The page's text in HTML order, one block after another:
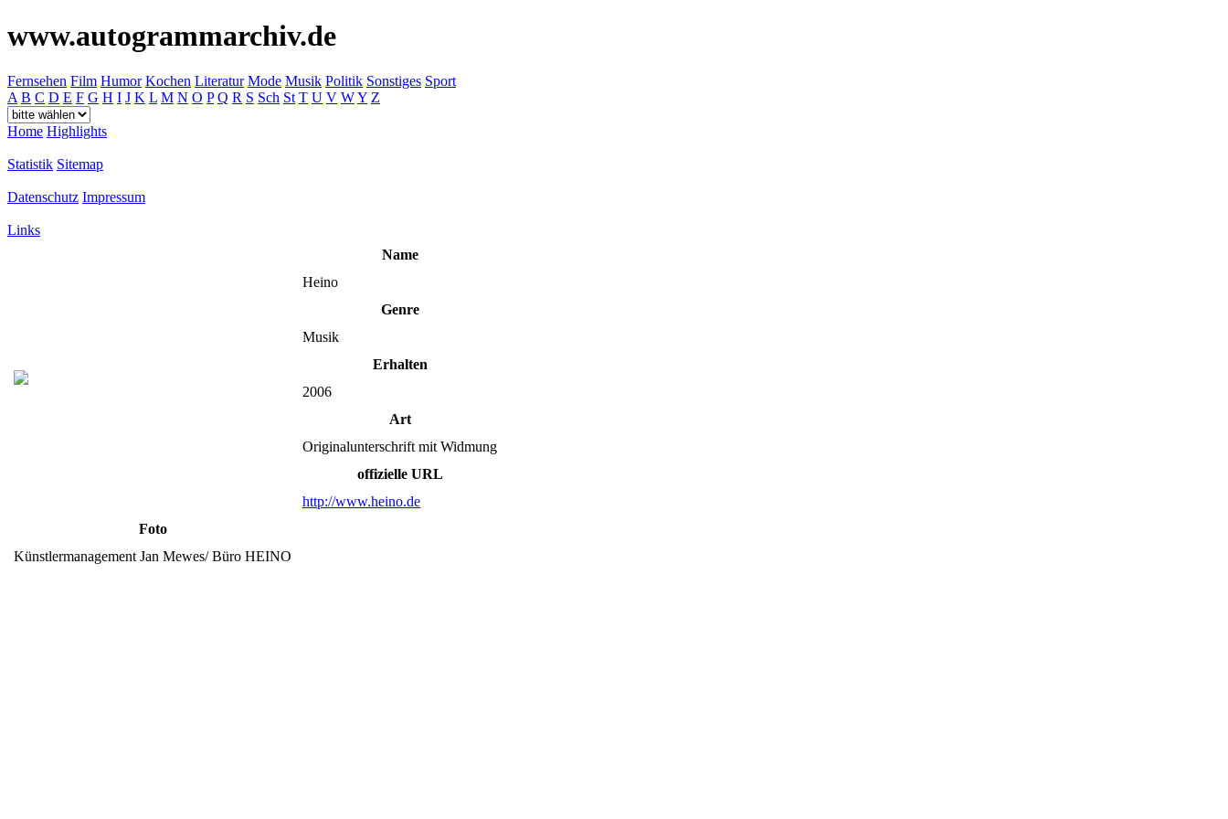
www.autogrammarchiv.de
Fernsehen Film Humor Kochen Literatur Mode Musik Politik Sonstiges Sport
A B C D E F G H I J K L M N O P Q R S Sch St T U V WY Z
Home Highlights
Statistik Sitemap
Datenschutz Impressum
Links
Name
Heino
Genre
Musik
Erhalten
2006
Art
Originalunterschrift mit Widmung
offizielle URL
http://www.heino.de
Foto
Künstlermanagement Jan Mewes/ Büro HEINO